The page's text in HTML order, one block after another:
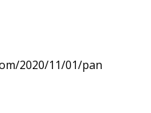
2020/11/01/pan